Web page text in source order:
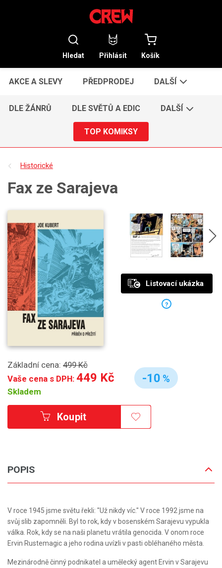
Hledat Přihlásit Košík
AKCE A SLEVY PŘEDPRODEJ DALŠÍ
DLE ŽÁNRŮ DLE SVĚTŮ A EDIC DALŠÍ
TOP KOMIKSY
Historické
Fax ze Sarajeva
Základní cena: 499 Kč
Vaše cena s DPH: 449 Kč
Skladem
-10 %
Koupit
POPIS
V roce 1945 jsme světu řekli: "Už nikdy víc." V roce 1992 jsme na
svůj slib zapomněli. Byl to rok, kdy v bosenském Sarajevu vypukla
válka. Rok, kdy se na naši planetu vrátila genocida. V onom roce
Ervin Rustemagic a jeho rodina uvízli v pasti obléhaného města.
Mezinárodně činný podnikatel a umělecký agent Ervin v Sarajevu
Listovací ukázka
?